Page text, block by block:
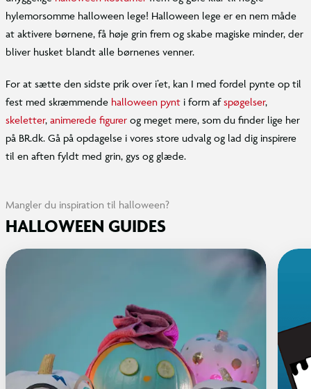
hylemorsomme halloween lege! Halloween lege er en nem måde
at aktivere børnene, få høje grin frem og skabe magiske minder, der
bliver husket blandt alle børnenes venner.
For at sætte den sidste prik over i’et, kan I med fordel pynte op til
fest med skræmmende halloween pynt i form afspøgelser,
skeletter, animerede figurer og meget mere, som du finder lige her
på BR.dk. Gå på opdagelse i vores store udvalg og lad dig inspirere
til en aften fyldt med grin, gys og glæde.
Mangler du inspiration til halloween?
HALLOWEEN GUIDES